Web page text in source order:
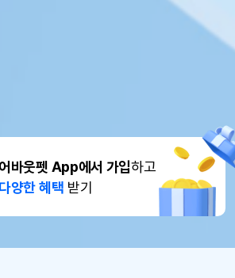
바웃펫 App에서 가입하고
다양한 혜택 받기